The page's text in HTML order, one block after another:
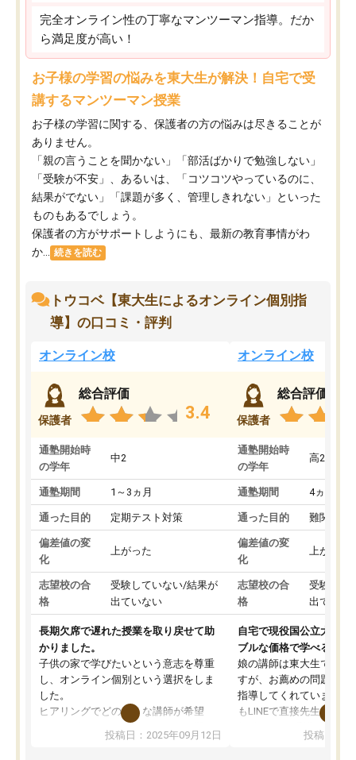
完全オンライン性の丁寧なマンツーマン指導。だか
ら満足度が高い！
お子様の学習の悩みを東大生が解決！自宅で受
講するマンツーマン授業
お子様の学習に関する、保護者の方の悩みは尽きることが
ありません。
「親の言うことを聞かない」「部活ばかりで勉強しない」
「受験が不安」、あるいは、「コツコツやっているのに、
結果がでない」「課題が多く、管理しきれない」といった
ものもあるでしょう。
保護者の方がサポートしようにも、最新の教育事情がわ
か...
続きを読む
トウコベ【東大生によるオンライン個別指
導】の口コミ・評判
オンライン校
保護者
総合評価
3.4
通塾開始時
の学年
中2
通塾期間 1～3ヵ月
通った目的 定期テスト対策
偏差値の変
化
上がった
志望校の合
格
受験していない/結果が
出ていない
長期欠席で遅れた授業を取り戻せて助
かりました。
子供の家で学びたいという意志を尊重
し、オンライン個別という選択をしま
した。
ヒアリングでどのような講師が希望
か、オプションは付帯するかなど選ぶ
事が出来ました。
投稿日：2025年09月12日
オンライン校
保護者
総合評価
通塾開始時
の学年
高2
通塾期間 4ヵ月～1
通った目的 難関私立
偏差値の変
化
上がった
志望校の合
格
受験して
出ていな
自宅で現役国公立大学生
ブルな価格で学べる
娘の講師は東大生では無
すが、お薦めの問題集や
指導してくれています。
もLINEで直接先生に質問
めれるので、個人に合
投稿日：